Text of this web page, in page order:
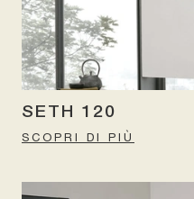
SETH 120
SCOPRI DI PIÙ